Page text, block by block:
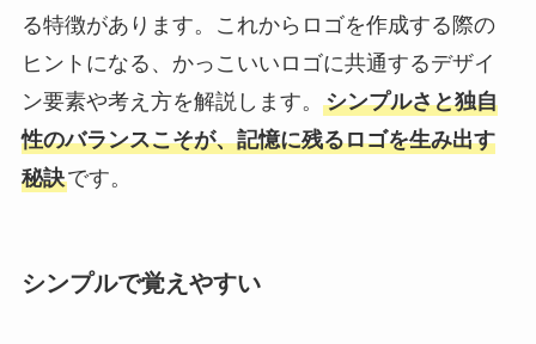
る特徴があります。これからロゴを作成する際の
ヒントになる、かっこいいロゴに共通するデザイ
ン要素や考え方を解説します。 シンプルさと独自
性のバランスこそが、記憶に残るロゴを生み出す
秘訣です。
シンプルで覚えやすい